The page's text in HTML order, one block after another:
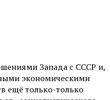
Запада с СССР и,
экономическими
ещё только-только